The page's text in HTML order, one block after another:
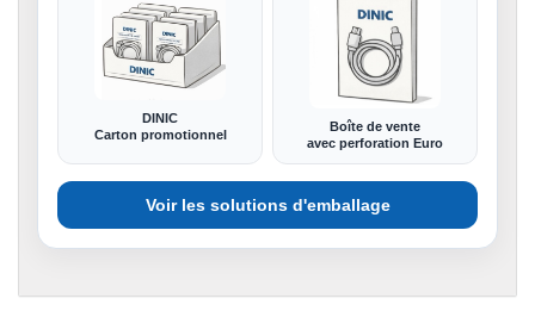
DINIC
Carton promotionnel
Boîte de vente
avec perforation Euro
Voir les solutions d'emballage